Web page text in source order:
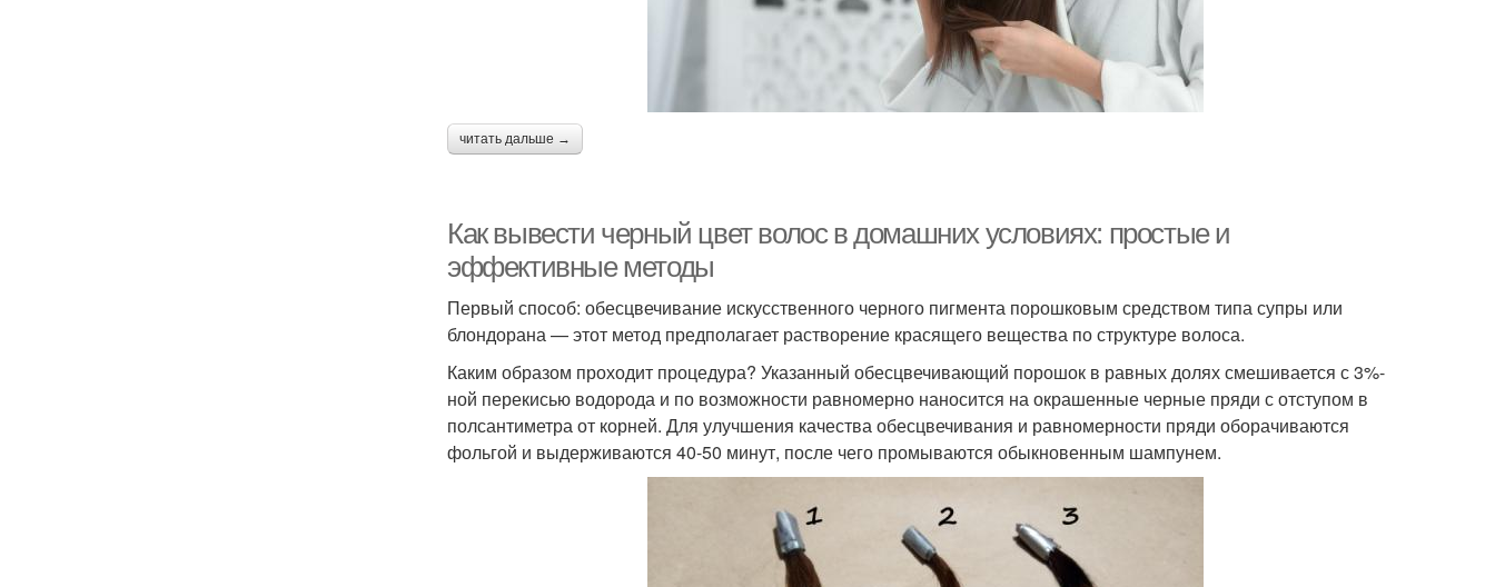
читать дальше →
Как вывести черный цвет волос в домашних условиях: простые и
эффективные методы
Первый способ: обесцвечивание искусственного черного пигмента порошковым средством типа супры или
блондорана — этот метод предполагает растворение красящего вещества по структуре волоса.
Каким образом проходит процедура? Указанный обесцвечивающий порошок в равных долях смешивается с 3%-
ной перекисью водорода и по возможности равномерно наносится на окрашенные черные пряди с отступом в
полсантиметра от корней. Для улучшения качества обесцвечивания и равномерности пряди оборачиваются
фольгой и выдерживаются 40-50 минут, после чего промываются обыкновенным шампунем.